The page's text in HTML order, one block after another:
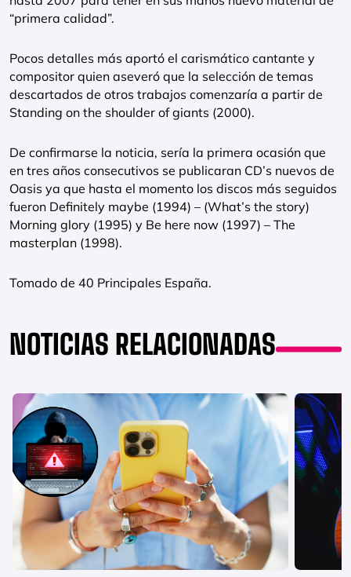
“primera calidad”.
Pocos detalles más aportó el carismático cantante y
compositor quien aseveró que la selección de temas
descartados de otros trabajos comenzaría a partir de
Standing on the shoulder of giants (2000).
De confirmarse la noticia, sería la primera ocasión que
en tres años consecutivos se publicaran CD’s nuevos de
Oasis ya que hasta el momento los discos más seguidos
fueron Definitely maybe (1994) – (What’s the story)
Morning glory (1995) y Be here now (1997) – The
masterplan (1998).
Tomado de 40 Principales España.
NOTICIAS RELACIONADAS